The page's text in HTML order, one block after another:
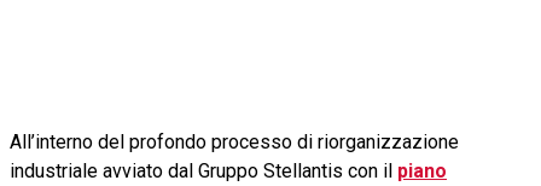
All’interno del profondo processo di riorganizzazione
industriale avviato dal Gruppo Stellantis con il piano